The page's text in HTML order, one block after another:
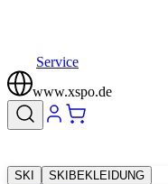
Service
www.xspo.de
SKI SKIBEKLEIDUNG